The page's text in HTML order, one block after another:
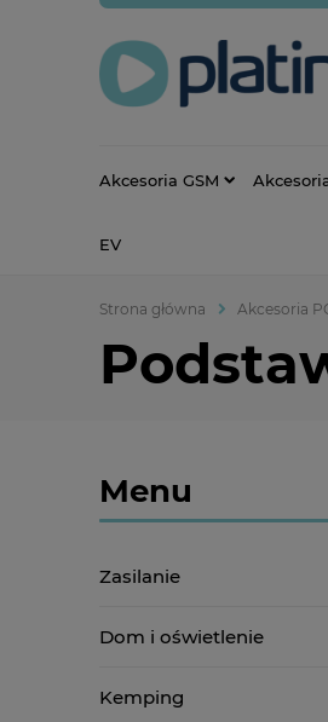
Akcesoria GSM
EV
Strona główna Akcesoria
Menu
Zasilanie
Dom i oświetlenie
Kemping